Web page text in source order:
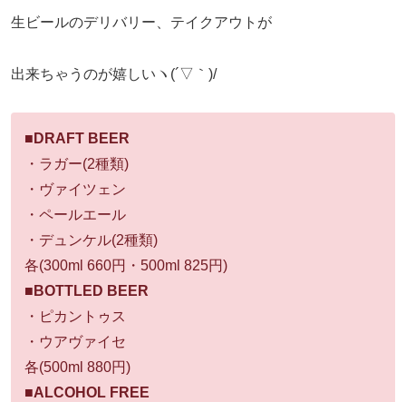
生ビールのデリバリー、テイクアウトが
出来ちゃうのが嬉しいヽ(´▽｀)/
■DRAFT BEER
・ラガー(2種類)
・ヴァイツェン
・ペールエール
・デュンケル(2種類)
各(300ml 660円・ 500ml 825円)
■BOTTLED BEER
・ピカントゥス
・ウアヴァイセ
各(500ml 880円)
■ALCOHOL FREE